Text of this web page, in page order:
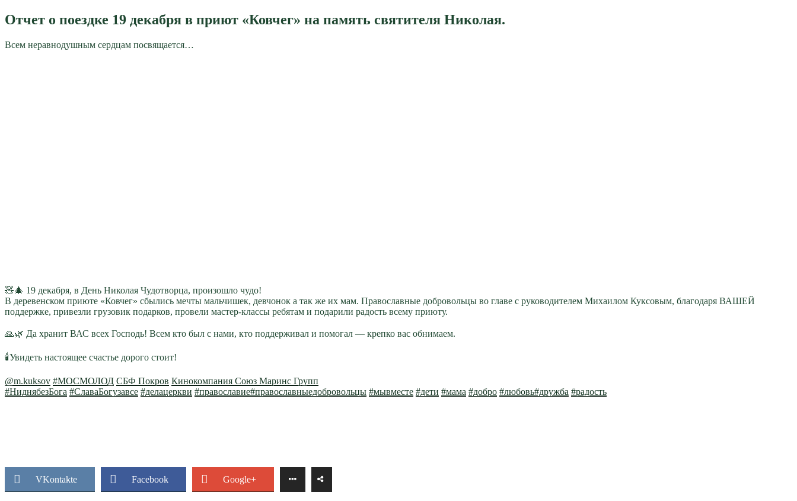
Отчет о поездке 19 декабря в приют «Ковчег» на память святителя Николая.
Всем неравнодушным сердцам посвящается…
🧸🎄 19 декабря, в День Николая Чудотворца, произошло чудо!
В деревенском приюте «Ковчег» сбылись мечты мальчишек, девчонок а так же их мам. Православные добровольцы во главе с руководителем Михаилом Куксовым, благодаря ВАШЕЙ
поддержке, привезли грузовик подарков, провели мастер-классы ребятам и подарили радость всему приюту.
🙏🌿 Да хранит ВАС всех Господь! Всем кто был с нами, кто поддерживал и помогал — крепко вас обнимаем.
🕯Увидеть настоящее счастье дорого стоит!
@m.kuksov #МОСМОЛОД СБФ Покров Кинокомпания Союз Маринс Групп
#НиднябезБога #СлаваБогузавсе #делацеркви #православие#православныедобровольцы #мывместе #дети #мама #добро #любовь#дружба #радость
VKontakte Facebook Google+